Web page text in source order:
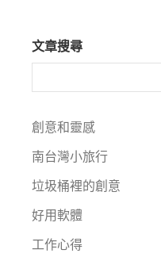
文章搜尋
創意和靈感
南台灣小旅行
垃圾桶裡的創意
好用軟體
工作心得